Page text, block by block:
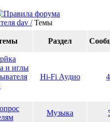
dav / Темы
Раздел
и иглы
Hi-Fi Аудио
Музыка